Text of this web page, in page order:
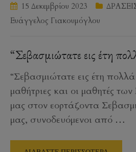
15 Δεκεμβρίου 2023
Ευάγγελος Γιακουμόγλου
“Σεβασμιώτατε εις έτη
“Σεβασμιώτατε εις έτη
μαθήτριες και οι μαθητές
μας στον εορτάζοντα
μας, συνοδευόμενοι από …